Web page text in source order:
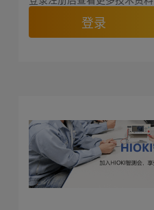
登录